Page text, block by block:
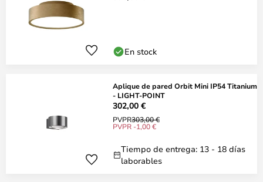
En stock
Aplique de pared Orbit Mini IP54 Titanium
- LIGHT-POINT
302,00 €
PVPR303,00 €
PVPR -1,00 €
Tiempo de entrega: 13 - 18 días
laborables